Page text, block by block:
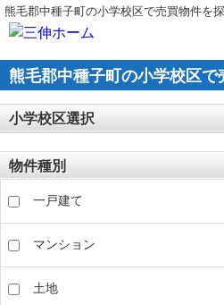
熊毛郡中種子町の小学校区で売買物件を
熊毛郡中種子町の小学校区で
小学校区選択
物件種別
一戸建て
マンション
土地